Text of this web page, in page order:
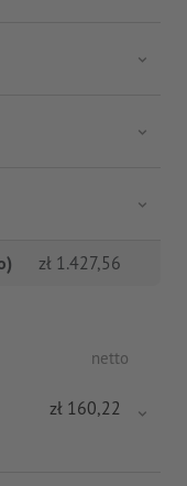
zł 1.427,56
netto
zł 160,22